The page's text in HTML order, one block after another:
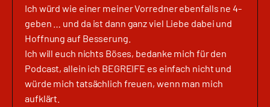
Ich würd wie einer meiner Vorredner ebenfalls ne 4-
geben … und da ist dann ganz viel Liebe dabei und
Hoffnung auf Besserung.
Ich will euch nichts Böses, bedanke mich für den
Podcast, allein ich BEGREIFE es einfach nicht und
würde mich tatsächlich freuen, wenn man mich
aufklärt.